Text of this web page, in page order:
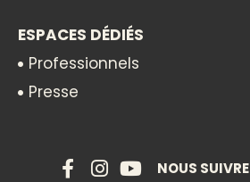
ESPACES DÉDIÉS
Professionnels
Presse
NOUS SUIVRE